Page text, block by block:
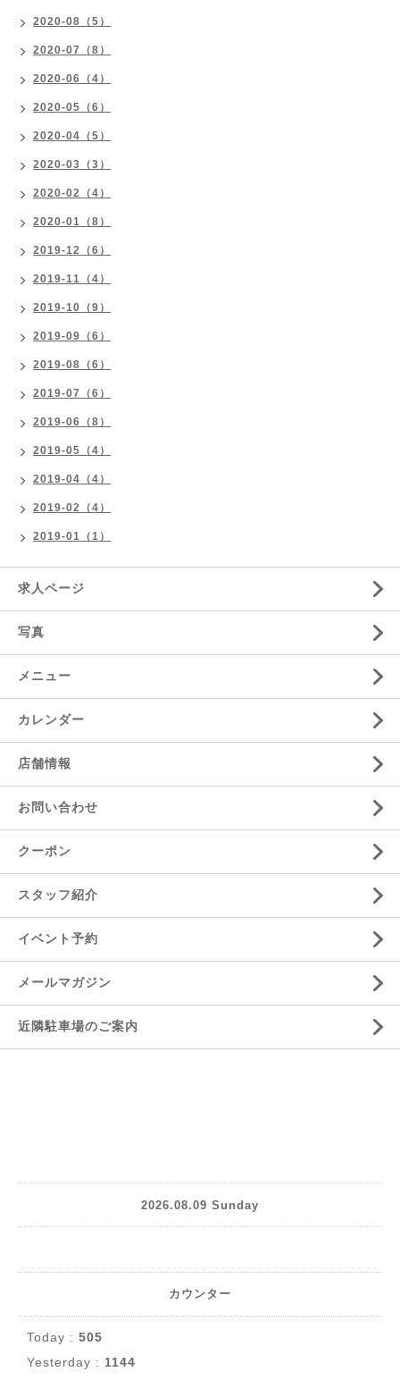
2020-08（5）
2020-07（8）
2020-06（4）
2020-05（6）
2020-04（5）
2020-03（3）
2020-02（4）
2020-01（8）
2019-12（6）
2019-11（4）
2019-10（9）
2019-09（6）
2019-08（6）
2019-07（6）
2019-06（8）
2019-05（4）
2019-04（4）
2019-02（4）
2019-01（1）
求人ページ
写真
メニュー
カレンダー
店舗情報
お問い合わせ
クーポン
スタッフ紹介
イベント予約
メールマガジン
近隣駐車場のご案内
2026.08.09 Sunday
カウンター
Today : 505
Yesterday : 1144